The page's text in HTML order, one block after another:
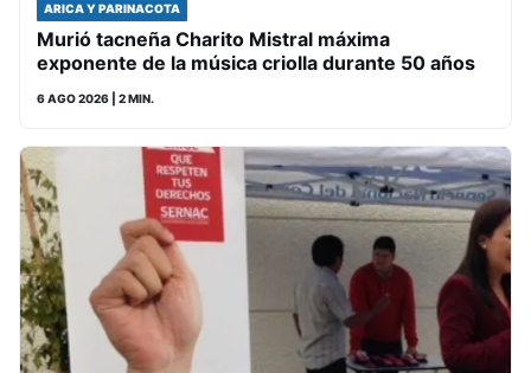
ARICA Y PARINACOTA
Murió tacneña Charito Mistral máxima
exponente de la música criolla durante 50 años
6 AGO 2026 | 2 MIN.